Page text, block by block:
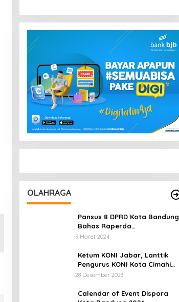
OLAHRAGA
Pansus 8 DPRD Kota Bandung
Bahas Raperda
Keolahragaan Yang Sempat
9 Maret 2024
Ketum KONI Jabar, Lanttik
Pengurus KONI Kota Cimahi
Masa Bakti 2023-2027
28 Desember 2023
Calendar of Event Dispora